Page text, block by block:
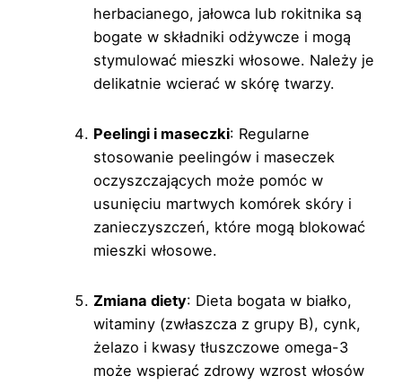
herbacianego, jałowca lub rokitnika są
bogate w składniki odżywcze i mogą
stymulować mieszki włosowe. Należy je
delikatnie wcierać w skórę twarzy.
Peelingi i maseczki: Regularne
stosowanie peelingów i maseczek
oczyszczających może pomóc w
usunięciu martwych komórek skóry i
zanieczyszczeń, które mogą blokować
mieszki włosowe.
Zmiana diety: Dieta bogata w białko,
witaminy (zwłaszcza z grupy B), cynk,
żelazo i kwasy tłuszczowe omega-3
może wspierać zdrowy wzrost włosów